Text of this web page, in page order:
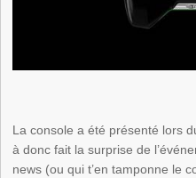
La console a été présenté lors
à donc fait la surprise de
news (ou qui t’en tamponne le